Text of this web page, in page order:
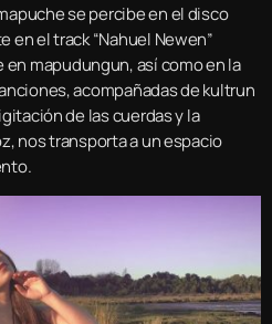
se percibe en el disco
en el track “Nahuel Newen”
mapudungun, así como en la
acompañadas de kultrun
de las cuerdas y la
nos transporta a un espacio